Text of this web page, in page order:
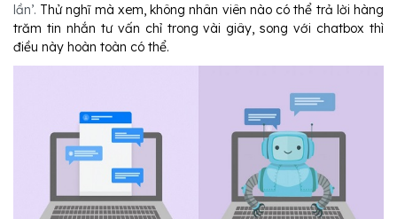
lần’. Thử nghĩ mà xem, không nhân viên nào có thể trả lời hàng
trăm tin nhắn tư vấn chỉ trong vài giây, song với chatbox thì
điều này hoàn toàn có thể.